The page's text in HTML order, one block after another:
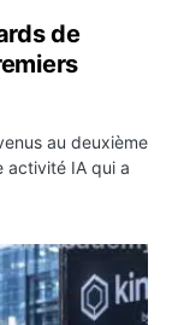
de
au deuxième
activité IA qui a
de fonds